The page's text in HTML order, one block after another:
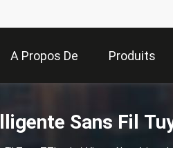
A Propos De
Nous
Produits
Sans Fil